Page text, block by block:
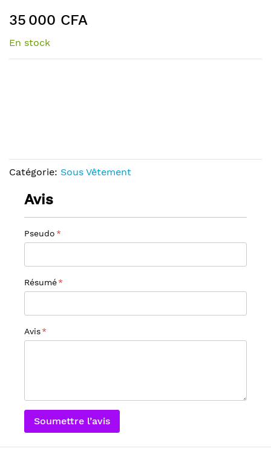
gallery
the
beginning
of
35 000 CFA
En stock
Catégorie: Sous Vêtement
Avis
Pseudo
Résumé
Avis
Soumettre l’avis